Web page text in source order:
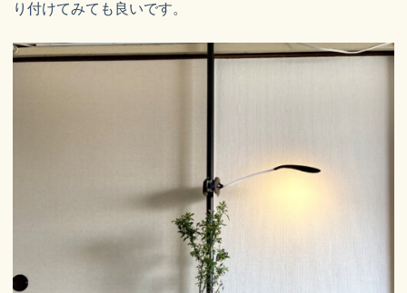
り付けてみても良いです。